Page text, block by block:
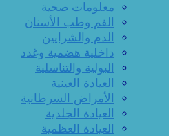
معلومات صحية
الفم وطب الأسنان
الدم والشرايين
داخلية هضمية وغدد
البولية والتناسلية
العيادة العينية
الأمراض السرطانية
العيادة الجلدية
العيادة العظمية